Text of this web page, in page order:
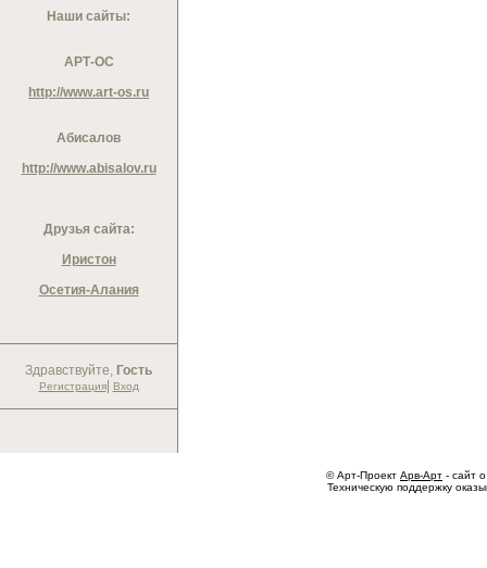
Наши сайты:
АРТ-ОС
http://www.art-os.ru
Абисалов
http://www.abisalov.ru
Друзья сайта:
Иристон
Осетия-Алания
Здравствуйте, Гость
Регистрация| Вход
© Арт-Проект Арв-Арт - сайт
Техническую поддержку